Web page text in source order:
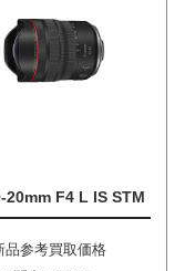
20mm F4 L IS STM
品参考買取価格